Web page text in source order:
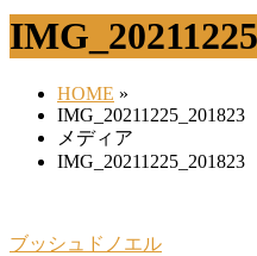
HOME »
IMG_20211225_201823
メディア
IMG_20211225_201823
ブッシュドノエル